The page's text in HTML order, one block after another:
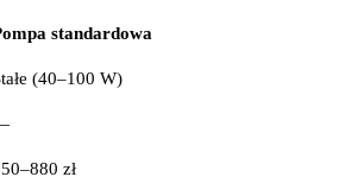
standardowa
(40–100 W)
zł